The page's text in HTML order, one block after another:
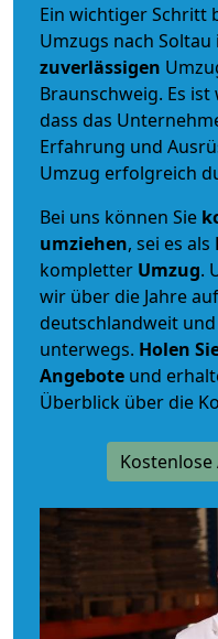
Ein wichtiger Schritt
Umzugs nach
zuverlässigen
Braunschweig. Es
dass das
Erfahrung und
Umzug erfolgreich
Bei uns können Sie
umziehen, sei es als
kompletter Umzug.
wir über die Jahre
deutschlandweit
unterwegs. Holen
Angebote und
Überblick über die